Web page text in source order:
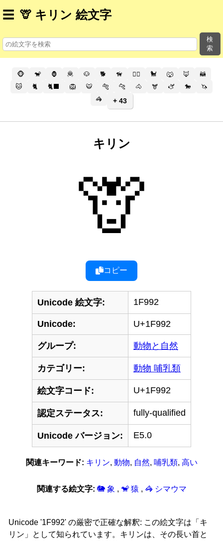
☰ 🦒 キリン 絵文字
検
索
🐵 🐒 🦍 🦧 🐶 🐕 🦮 🐕‍🦺 🐩 🐺 🦊
🦝
🐱
🐈 🐈‍⬛ 🦁 🐯 🐅 🐆 🐴 🫎 🫏 🐎
🦄
🦓
+ 43
キリン
🦒
コピー
Unicode 絵文字: 1F992
Unicode: U+1F992
グループ: 動物と自然
カテゴリー: 動物 哺乳類
絵文字コード: U+1F992
認定ステータス: fully-qualified
Unicode バージョン: E5.0
関連キーワード: キリン, 動物, 自然, 哺乳類, 高い
関連する絵文字: 🐘 象 , 🐒 猿 , 🦓 シマウマ
Unicode '1F992' の厳密で正確な解釈: この絵文字は「キ
リン」として知られています。キリンは、その長い首と